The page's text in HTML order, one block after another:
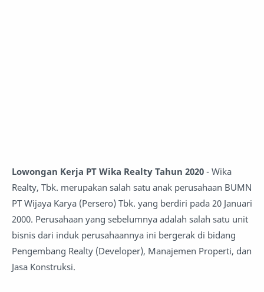
Lowongan Kerja PT Wika Realty Tahun 2020 - Wika
Realty, Tbk. merupakan salah satu anak perusahaan BUMN
PT Wijaya Karya (Persero) Tbk. yang berdiri pada 20 Januari
2000. Perusahaan yang sebelumnya adalah salah satu unit
bisnis dari induk perusahaannya ini bergerak di bidang
Pengembang Realty (Developer), Manajemen Properti, dan
Jasa Konstruksi.